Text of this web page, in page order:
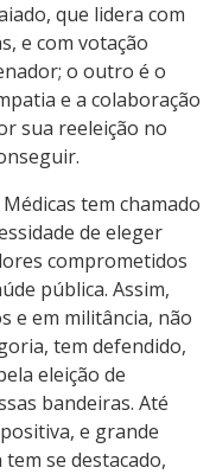
que lidera com
e com votação
o outro é o
e a colaboração
sua reeleição no
tem chamado
de eleger
comprometidos
pública. Assim,
e em militância, não
tem defendido,
eleição de
bandeiras. Até
e grande
se destacado,